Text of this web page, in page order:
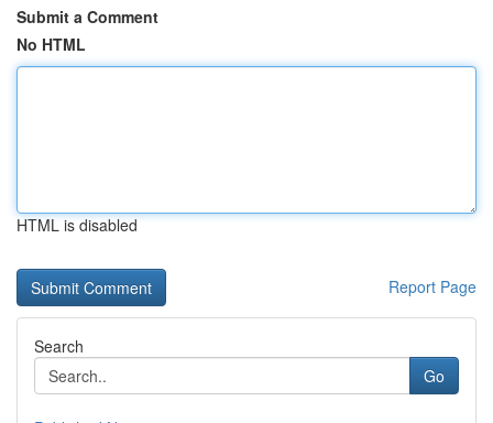
Submit a Comment
No HTML
HTML is disabled
Report Page
Search
Go